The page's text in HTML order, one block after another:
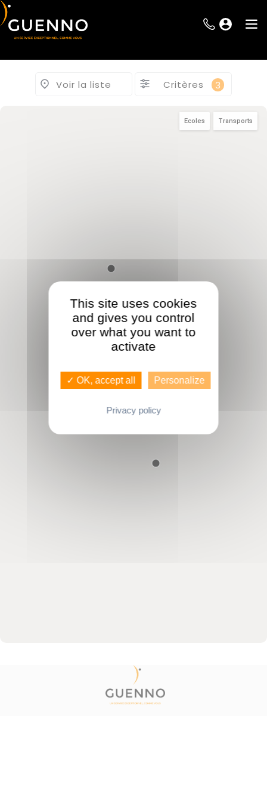
Voir la liste Critères 3
Ecoles Transports
This site uses cookies
and gives you control
over what you want to
activate
✓ OK, accept all Personalize
Privacy policy